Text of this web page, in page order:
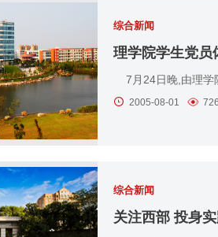
综合新闻
理学院学生党员
7月24日晚,由理学
2005-08-01
综合新闻
关注西部 投身